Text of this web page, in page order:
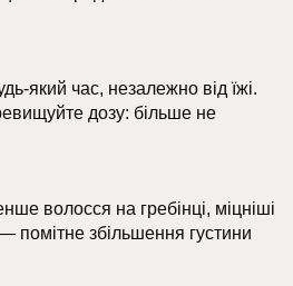
який час, незалежно від їжі.
дозу: більше не
волосся на гребінці, міцніші
— помітне збільшення густини